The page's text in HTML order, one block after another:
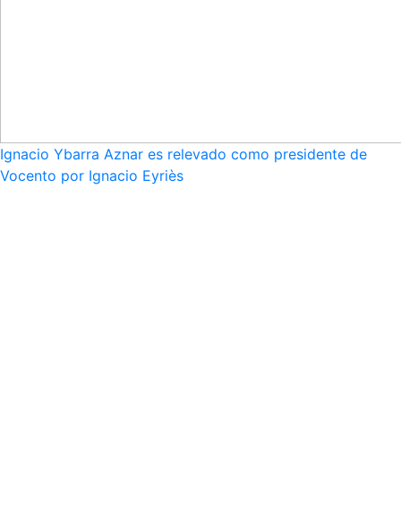
Ignacio Ybarra Aznar es relevado como presidente de
Vocento por Ignacio Eyriès